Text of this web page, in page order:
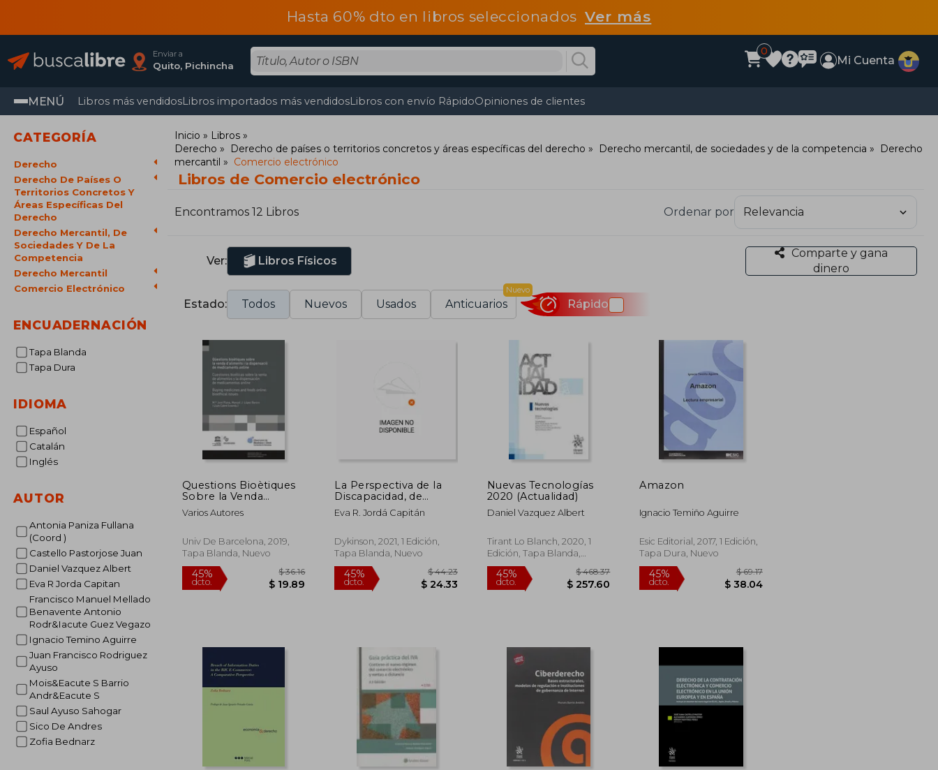
Hasta 60% dto en libros seleccionadosVer más
Enviar a
Quito, Pichincha
0
Mi Cuenta
MENÚ Libros más vendidosLibros importados más vendidosLibros con envío RápidoOpiniones de clientes
CATEGORÍA
Derecho
Derecho De Países O
Territorios Concretos Y
Áreas Específicas Del
Derecho
Derecho Mercantil, De
Sociedades Y De La
Competencia
Derecho Mercantil
Comercio Electrónico
ENCUADERNACIÓN
Tapa Blanda
Tapa Dura
IDIOMA
Español
Catalán
Inglés
AUTOR
Antonia Paniza Fullana
(Coord )
Castello Pastorjose Juan
Daniel Vazquez Albert
Eva R Jorda Capitan
Francisco Manuel Mellado
Benavente Antonio
Rodr&Iacute Guez Vegazo
Ignacio Temino Aguirre
Juan Francisco Rodriguez
Ayuso
Mois&Eacute S Barrio
Andr&Eacute S
Saul Ayuso Sahogar
Sico De Andres
Zofia Bednarz
Inicio
Libros
Derecho
Derecho de países o territorios concretos y áreas específicas del derecho Derecho mercantil, de sociedades y de la competencia
Derecho
mercantil
Comercio electrónico
Libros de Comercio electrónico
Encontramos 12 Libros Ordenar por
Ver: Libros Físicos
Comparte y gana
dinero
Estado: Todos Nuevos Usados Anticuarios
Nuevo
Rápido
Questions Bioètiques
Sobre la Venda
D&@X02019; Aliments
i la Dispe Nsacio de
/Cuestiones Bioeticas
Sobre la Venta de
Dispensacion de
Medicamentos Online
Varios Autores
Univ De Barcelona, 2019,
Tapa Blanda, Nuevo
dcto.
La Perspectiva de la
Discapacidad, de
Género y de la
Sostenibilidad
Protección de las
Personas
Comercio Electrónico
Eva R. Jordá Capitán
Dykinson, 2021, 1 Edición,
Tapa Blanda, Nuevo
$ 24.33
Nuevas Tecnologías
2020 (Actualidad)
Daniel Vazquez Albert
Tirant Lo Blanch, 2020, 1
Edición, Tapa Blanda,
Usado
dcto. $ 257.60
Amazon
Ignacio Temiño Aguirre
Esic Editorial, 2017, 1 Edición,
Tapa Dura, Nuevo
dcto.